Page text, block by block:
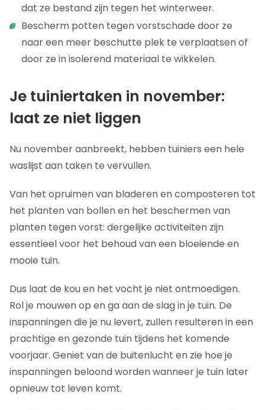
dat ze bestand zijn tegen het winterweer.
Bescherm potten tegen vorstschade door ze
naar een meer beschutte plek te verplaatsen of
door ze in isolerend materiaal te wikkelen.
Je tuiniertaken in november:
laat ze niet liggen
Nu november aanbreekt, hebben tuiniers een hele
waslijst aan taken te vervullen.
Van het opruimen van bladeren en composteren tot
het planten van bollen en het beschermen van
planten tegen vorst: dergelijke activiteiten zijn
essentieel voor het behoud van een bloeiende en
mooie tuin.
Dus laat de kou en het vocht je niet ontmoedigen.
Rol je mouwen op en ga aan de slag in je tuin. De
inspanningen die je nu levert, zullen resulteren in een
prachtige en gezonde tuin tijdens het komende
voorjaar. Geniet van de buitenlucht en zie hoe je
inspanningen beloond worden wanneer je tuin later
opnieuw tot leven komt.